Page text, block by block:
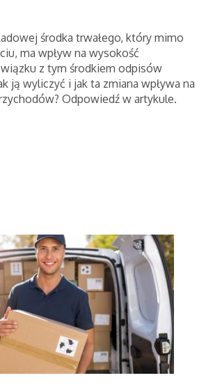
środka trwałego, który mimo
ma wpływ na wysokość
z tym środkiem odpisów
ją wyliczyć i jak ta zmiana wpływa na
Odpowiedź w artykule.